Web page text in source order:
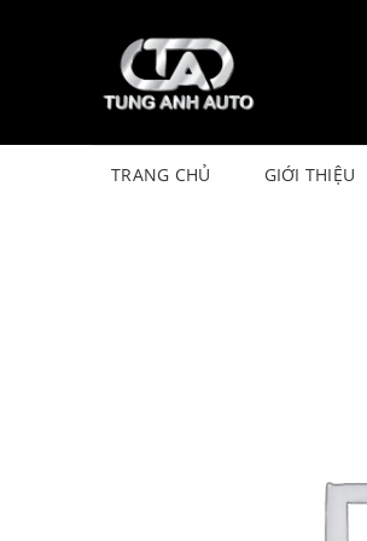
TRANG CHỦ GIỚI THIỆU